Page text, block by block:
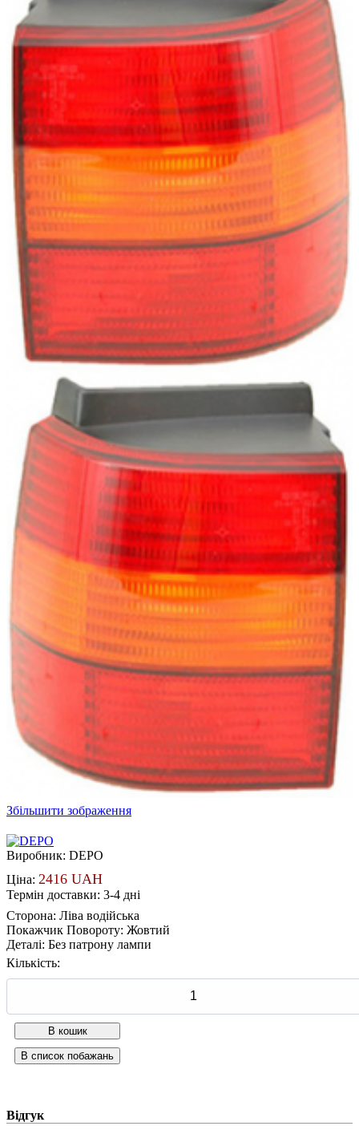
Збільшити зображення
Виробник: DEPO
Ціна: 2416 UAH
Термін доставки: 3-4 дні
Сторона: Ліва водійська
Покажчик Повороту: Жовтий
Деталі: Без патрону лампи
Кількість:
Відгук